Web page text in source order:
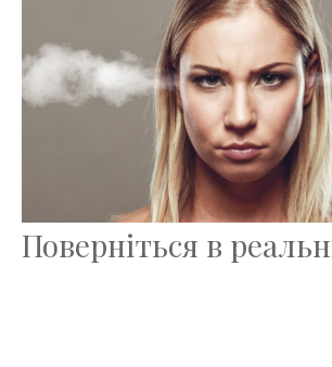
Поверніться в